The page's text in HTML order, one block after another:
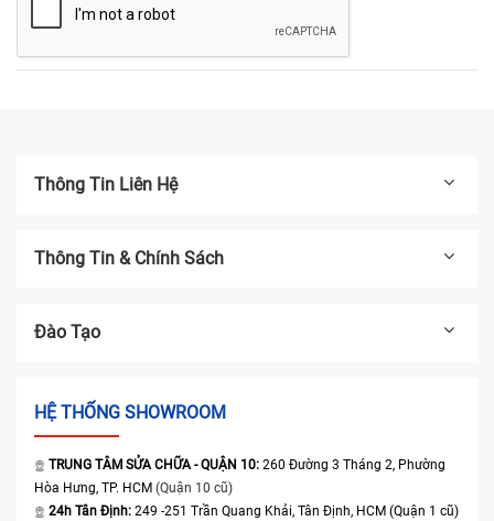
Thông Tin Liên Hệ
Thông Tin & Chính Sách
Đào Tạo
HỆ THỐNG SHOWROOM
TRUNG TÂM SỬA CHỮA - QUẬN 10: 260 Đường 3 Tháng 2, Phường
Hòa Hưng, TP. HCM (Quận 10 cũ)
24h Tân Định: 249 -251 Trần Quang Khải, Tân Định, HCM (Quận 1 cũ)